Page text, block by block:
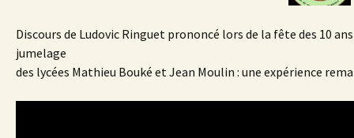
Discours de Ludovic Ringuet prononcé lors de la fête des 10
jumelage
des lycées Mathieu Bouké et Jean Moulin : une expérience